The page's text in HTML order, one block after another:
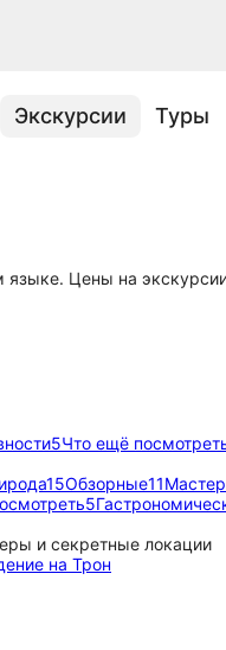
Экскурсии Туры
Цены на
5Что ещё
15Обзорные11
5
и секретные локации